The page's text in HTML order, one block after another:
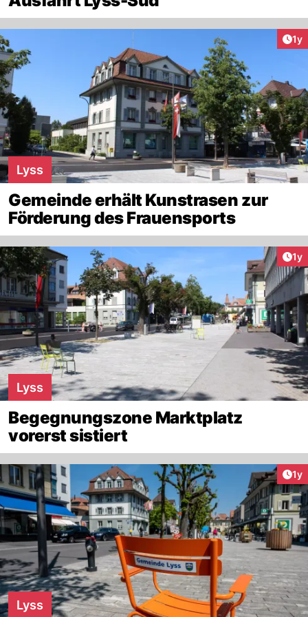
1y
Lyss
Gemeinde erhält Kunstrasen zur
Förderung des Frauensports
1y
Lyss
Begegnungszone Marktplatz
vorerst sistiert
1y
Lyss